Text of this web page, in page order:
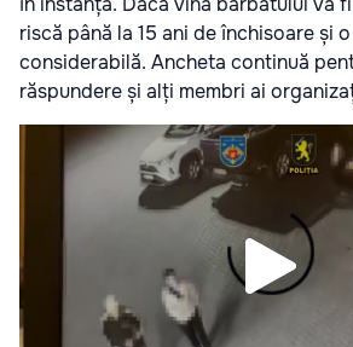
riscă până la 15 ani de închisoare și
considerabilă. Ancheta continuă
răspundere și alți membri ai